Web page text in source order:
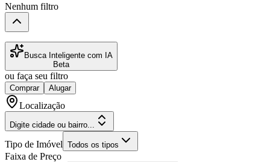
Nenhum filtro
Busca Inteligente com IA
Beta
ou faça seu filtro
Comprar Alugar
Localização
Digite cidade ou bairro...
Tipo de Imóvel Todos os tipos
Faixa de Preço